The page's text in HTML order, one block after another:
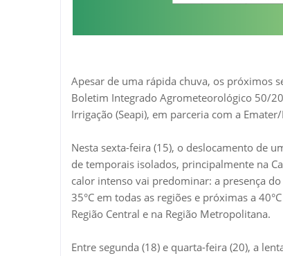
Apesar de uma rápida chuva, os próximos
Boletim Integrado Agrometeorológico 50/
Irrigação (Seapi), em parceria com a
Nesta sexta-feira (15), o deslocamento de
de temporais isolados, principalmente na
calor intenso vai predominar: a presença
35°C em todas as regiões e próximas a
Região Central e na Região Metropolitana.
Entre segunda (18) e quarta-feira (20), a